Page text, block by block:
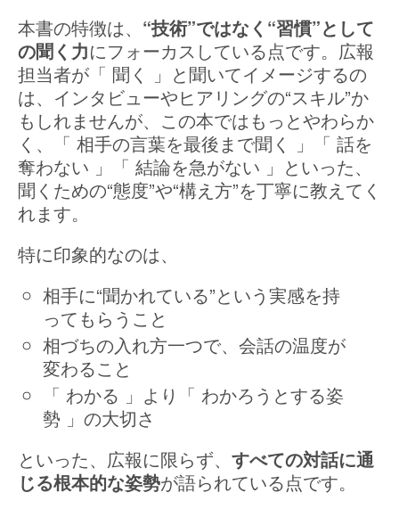
本書の特徴は、 “技術”ではなく“習慣”として
の聞く力にフォーカスしている点です。広報
担当者が「 聞く 」と聞いてイメージするの
は、インタビューやヒアリングの“スキル”か
もしれませんが、この本ではもっとやわらか
く、「 相手の言葉を最後まで聞く 」「 話を
奪わない 」「 結論を急がない 」といった、
聞くための“態度”や“構え方”を丁寧に教えてく
れます。
特に印象的なのは、
相手に“聞かれている”という実感を持
ってもらうこと
相づちの入れ方一つで、会話の温度が
変わること
「 わかる 」より「 わかろうとする姿
勢 」の大切さ
といった、広報に限らず、 すべての対話に通
じる根本的な姿勢が語られている点です。